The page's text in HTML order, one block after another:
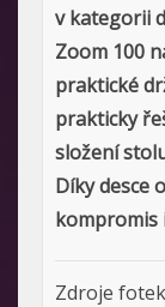
v kategorii
Zoom 100
praktické
prakticky
složení
Díky desce
kompromis
Zdroje